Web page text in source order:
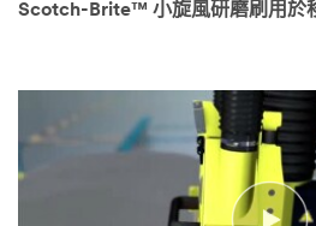
Scotch-Brite™ 小旋風研磨刷用於